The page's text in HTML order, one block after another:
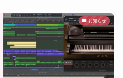
お知らせ